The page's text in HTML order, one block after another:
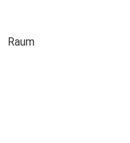
Raum